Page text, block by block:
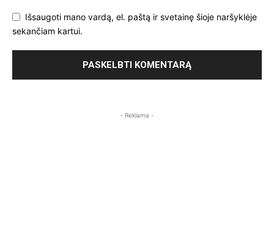
Išsaugoti mano vardą, el. paštą ir svetainę šioje naršyklėje
sekančiam kartui.
- Reklama -